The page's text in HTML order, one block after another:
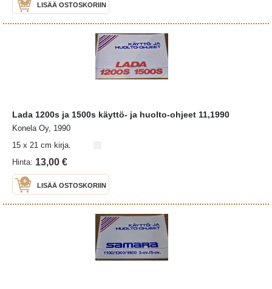
LISÄÄ OSTOSKORIIN
Lada 1200s ja 1500s käyttö- ja huolto-ohjeet 11,1990
Konela Oy, 1990
15 x 21 cm kirja.
Hinta: 13,00 €
LISÄÄ OSTOSKORIIN